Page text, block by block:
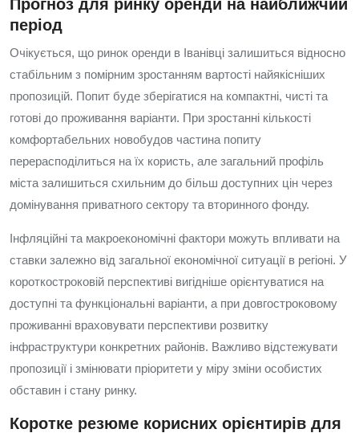
Прогноз для ринку оренди на найближчий
період
Очікується, що ринок оренди в Іванівці залишиться відносно
стабільним з помірним зростанням вартості найякісніших
пропозицій. Попит буде зберігатися на компактні, чисті та
готові до проживання варіанти. При зростанні кількості
комфортабельних новобудов частина попиту
перерасподілиться на їх користь, але загальний профіль
міста залишиться схильним до більш доступних цін через
домінування приватного сектору та вторинного фонду.
Інфляційні та макроекономічні фактори можуть впливати на
ставки залежно від загальної економічної ситуації в регіоні. У
короткостроковій перспективі вигідніше орієнтуватися на
доступні та функціональні варіанти, а при довгостроковому
проживанні враховувати перспективи розвитку
інфраструктури конкретних районів. Важливо відстежувати
пропозиції і змінювати пріоритети у міру зміни особистих
обставин і стану ринку.
Коротке резюме корисних орієнтирів для